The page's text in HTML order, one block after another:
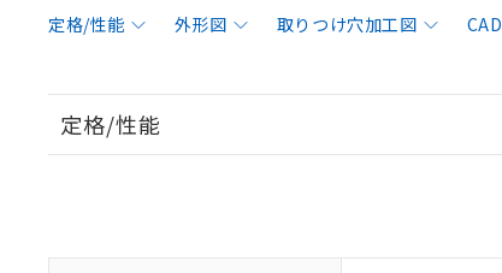
定格/性能 外形図 取りつけ穴加工図 CAD
定格/性能